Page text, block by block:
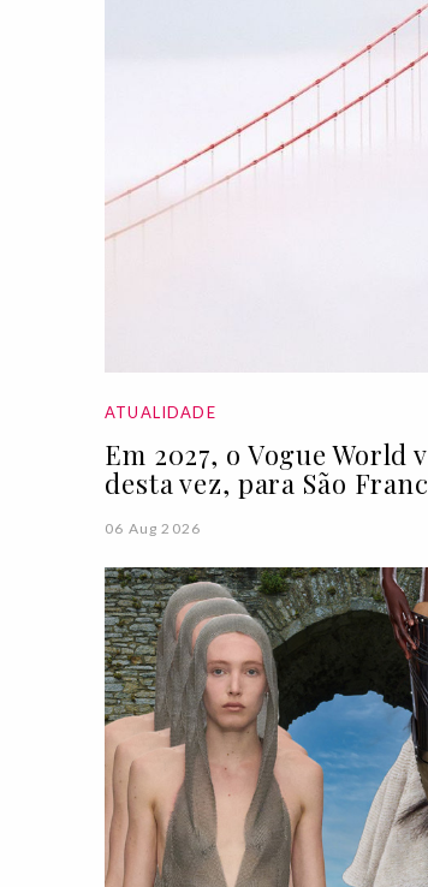
ATUALIDADE
Em 2027, o Vogue
desta vez, para São
06 Aug 2026